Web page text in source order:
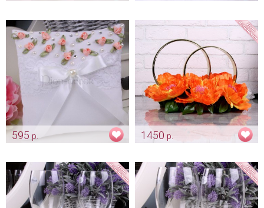
Арт: svch_0186 Арт: podv_0115 персик
595 р.
1450 р.
Арт: avt_0129